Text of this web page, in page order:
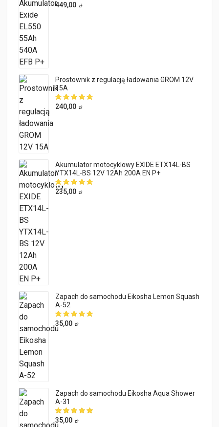
449,00 zł
Prostownik z regulacją ładowania GROM 12V
15A
240,00 zł
Akumulator motocyklowy EXIDE ETX14L-BS
YTX14L-BS 12V 12Ah 200A EN P+
235,00 zł
Zapach do samochodu Eikosha Lemon Squash
A-52
35,00 zł
Zapach do samochodu Eikosha Aqua Shower
A-31
35,00 zł